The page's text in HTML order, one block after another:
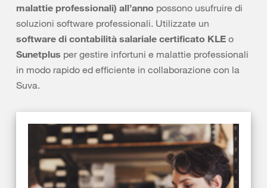
malattie professionali) all’anno possono usufruire di
soluzioni software professionali. Utilizzate un
software di contabilità salariale certificato KLE o
Sunetplus per gestire infortuni e malattie professionali
in modo rapido ed efficiente in collaborazione con la
Suva.